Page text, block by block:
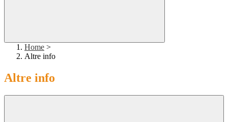
Home >
Altre info
Altre info